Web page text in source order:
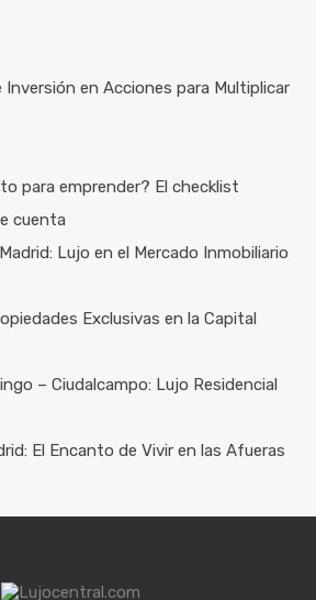
Inversión en Acciones para Multiplicar
para emprender? El checklist
cuenta
Lujo en el Mercado Inmobiliario
Exclusivas en la Capital
– Ciudalcampo: Lujo Residencial
El Encanto de Vivir en las Afueras